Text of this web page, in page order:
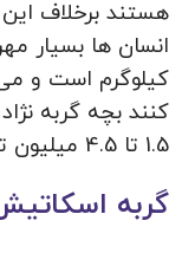
هستند برخلاف
1.5 تا 4.5 میلیون تومان قیمت دارد.
گربه